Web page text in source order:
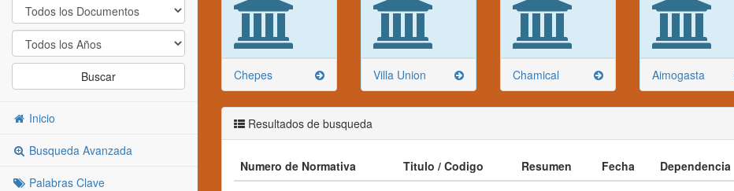
Buscar
Inicio
Busqueda Avanzada
Palabras Clave
Chepes Villa Union Chamical Aimogasta
Resultados de busqueda
Numero de Normativa Titulo / Codigo Resumen Fecha Dependencia